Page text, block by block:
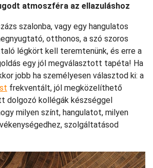
atmoszféra az ellazuláshoz
szalonba, vagy egy hangulatos
otthonos, a szó szoros
légkört kell teremtenünk, és erre a
egy jól megválasztott tapéta! Ha
jobb ha személyesen választod ki: a
frekventált, jól megközelíthető
dolgozó kollégák készséggel
milyen színt, hangulatot, milyen
szolgáltatásod